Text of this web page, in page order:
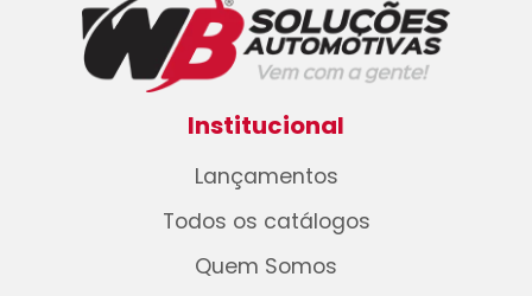
Institucional
Lançamentos
Todos os catálogos
Quem Somos